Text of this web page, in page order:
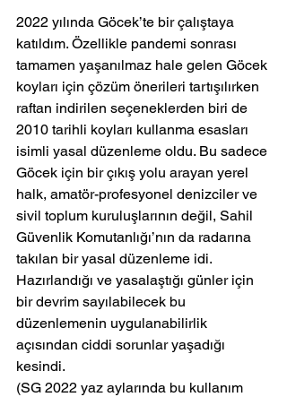
2022 yılında Göcek’te bir çalıştaya
katıldım. Özellikle pandemi sonrası
tamamen yaşanılmaz hale gelen Göcek
koyları için çözüm önerileri tartışılırken
raftan indirilen seçeneklerden biri de
2010 tarihli koyları kullanma esasları
isimli yasal düzenleme oldu. Bu sadece
Göcek için bir çıkış yolu arayan yerel
halk, amatör-profesyonel denizciler ve
sivil toplum kuruluşlarının değil, Sahil
Güvenlik Komutanlığı’nın da radarına
takılan bir yasal düzenleme idi.
Hazırlandığı ve yasalaştığı günler için
bir devrim sayılabilecek bu
düzenlemenin uygulanabilirlik
açısından ciddi sorunlar yaşadığı
kesindi.
(SG 2022 yaz aylarında bu kullanım